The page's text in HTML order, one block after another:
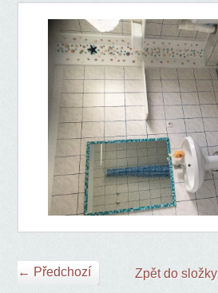
← Předchozí Zpět do složky